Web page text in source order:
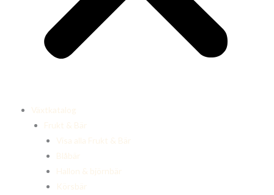
Växtkatalog
Frukt & Bär
Visa alla Frukt & Bär
Blåbär
Hallon & björnbär
Körsbär